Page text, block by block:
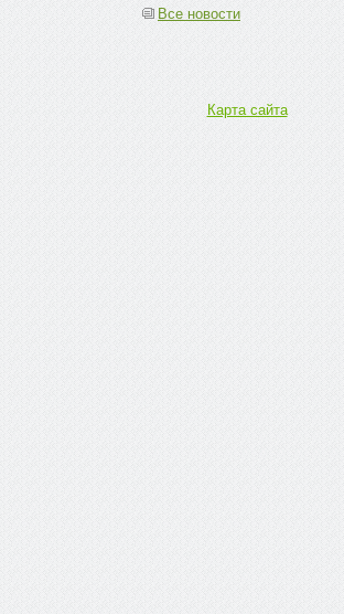
Все новости
Карта сайта